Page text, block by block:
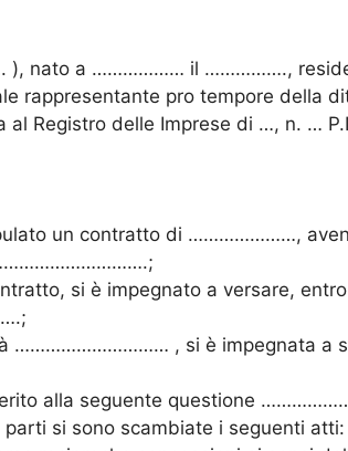
nato a ……………… il …………….,
rappresentante pro tempore della
Registro delle Imprese di …, n. …
un contratto di …………………,
si è impegnato a versare,
………………………… , si è impegnata a
alla seguente questione
si sono scambiate i seguenti